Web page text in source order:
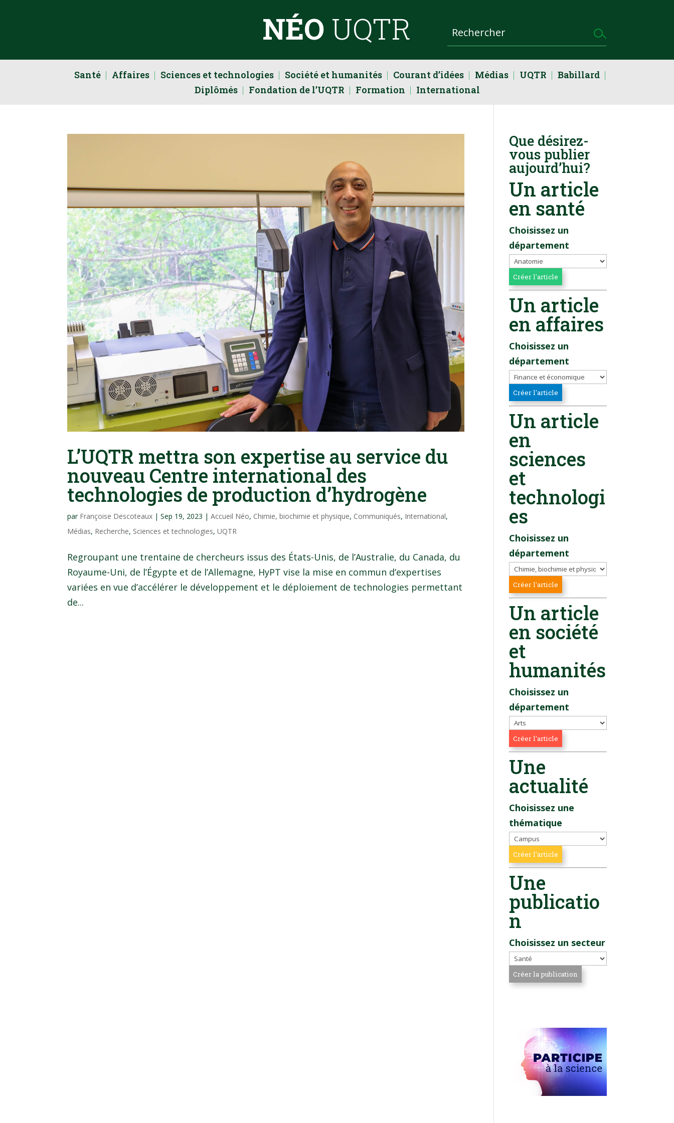
NÉO UQTR
Santé Affaires Sciences et technologies Société et humanités Courant d’idées Médias UQTR
Babillard
Diplômés
Fondation de l’UQTR Formation International
L’UQTR mettra son expertise au service du
nouveau Centre international des
technologies de production d’hydrogène
par Françoise Descoteaux |Sep 19, 2023 |Accueil Néo, Chimie, biochimie et physique, Communiqués, International,
Médias, Recherche, Sciences et technologies,UQTR
Regroupant une trentaine de chercheurs issus des États-Unis, de l’Australie, du Canada, du
Royaume-Uni, de l’Égypte et de l’Allemagne, HyPT vise la mise en commun d’expertises
variées en vue d’accélérer le développement et le déploiement de technologies permettant
de...
Que désirez-
vous publier
aujourd’hui?
Un article
en santé
Choisissez un
département
Un article
en affaires
Choisissez un
département
Un article
en
sciences
et
technologi
es
Choisissez un
département
Un article
en société
et
humanités
Choisissez un
département
Une
actualité
Choisissez une
thématique
Une
publicatio
n
Choisissez un secteur